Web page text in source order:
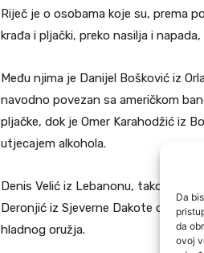
Da
da
ovoj
Riječ je o osobama koje su, prema
krađa i pljački, preko nasilja i
Među njima je Danijel Bošković iz
navodno povezan sa američkom
pljačke, dok je Omer Karahodžić iz
utjecajem alkohola.
Denis Velić iz Lebanonu, također u
Deronjić iz Sjeverne Dakote
hladnog oružja.